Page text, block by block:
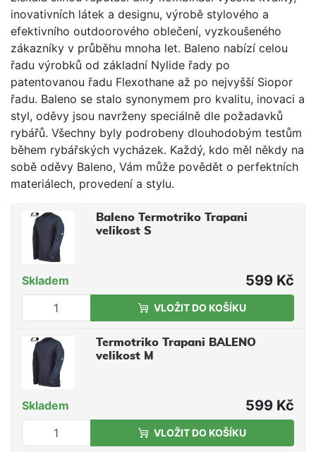
inovativních látek a designu, výrobě stylového a
efektivního outdoorového oblečení, vyzkoušeného
zákazníky v průběhu mnoha let. Baleno nabízí celou
řadu výrobků od základní Nylide řady po
patentovanou řadu Flexothane až po nejvyšší Siopor
řadu. Baleno se stalo synonymem pro kvalitu, inovaci a
styl, oděvy jsou navrženy speciálně dle požadavků
rybářů. Všechny byly podrobeny dlouhodobým testům
během rybářských vycházek. Každý, kdo měl někdy na
sobě oděvy Baleno, Vám může povědět o perfektních
materiálech, provedení a stylu.
Baleno Termotriko Trapani
velikost S
Skladem 599 Kč
VLOŽIT DO KOŠÍKU
Termotriko Trapani BALENO
velikost M
Skladem 599 Kč
VLOŽIT DO KOŠÍKU